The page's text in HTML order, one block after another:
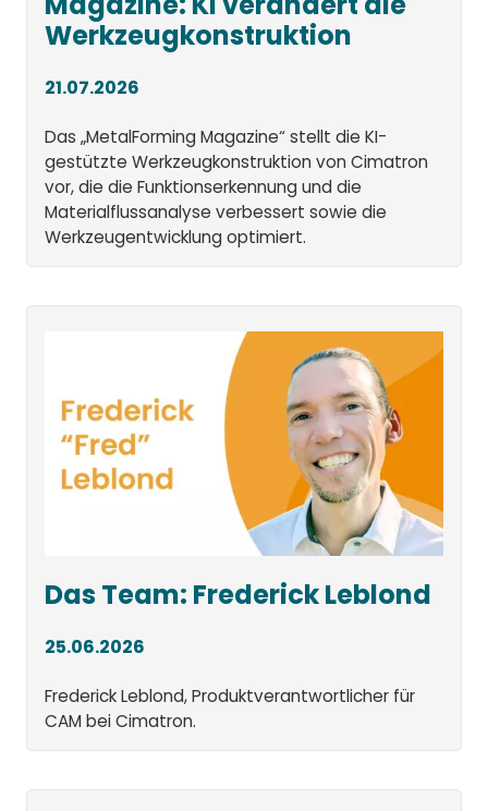
Werkzeugkonstruktion
21.07.2026
Das „MetalForming Magazine“ stellt die KI-
gestützte Werkzeugkonstruktion von Cimatron
vor, die die Funktionserkennung und die
Materialflussanalyse verbessert sowie die
Werkzeugentwicklung optimiert.
Das Team: Frederick Leblond
25.06.2026
Frederick Leblond, Produktverantwortlicher für
CAM bei Cimatron.